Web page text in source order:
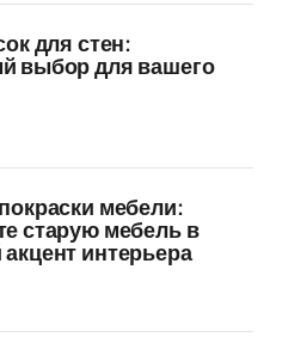
для стен:
выбор для вашего
мебели:
старую мебель в
интерьера